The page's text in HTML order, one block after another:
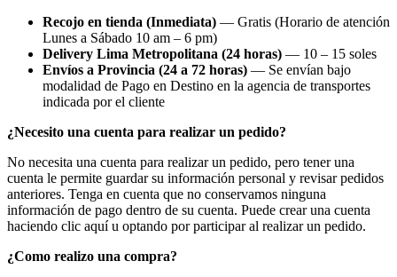
Recojo en tienda (Inmediata) — Gratis (Horario de atención
Lunes a Sábado 10 am – 6 pm)
Delivery Lima Metropolitana (24 horas) — 10 – 15 soles
Envíos a Provincia (24 a 72 horas) — Se envían bajo
modalidad de Pago en Destino en la agencia de transportes
indicada por el cliente
¿Necesito una cuenta para realizar un pedido?
No necesita una cuenta para realizar un pedido, pero tener una
cuenta le permite guardar su información personal y revisar pedidos
anteriores. Tenga en cuenta que no conservamos ninguna
información de pago dentro de su cuenta. Puede crear una cuenta
haciendo clic aquí u optando por participar al realizar un pedido.
¿Como realizo una compra?